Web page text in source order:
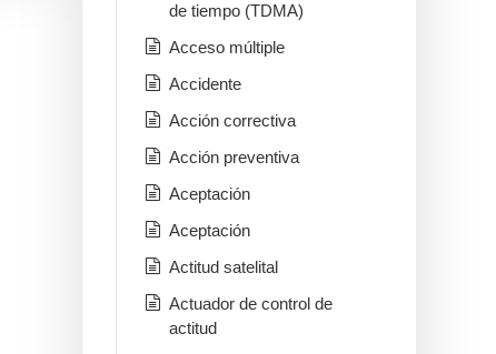
de tiempo (TDMA)
Acceso múltiple
Accidente
Acción correctiva
Acción preventiva
Aceptación
Aceptación
Actitud satelital
Actuador de control de
actitud